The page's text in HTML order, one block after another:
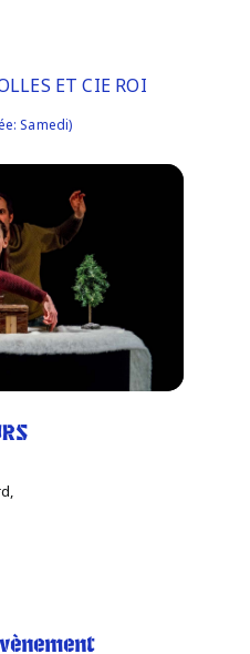
ET CIE ROI
Samedi)